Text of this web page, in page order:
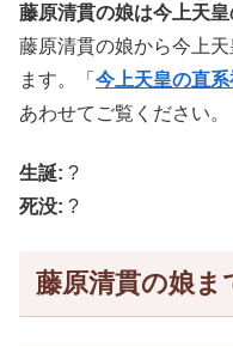
藤原清貫の娘は今上天皇
藤原清貫の娘から今上
ます。「 今上天皇の直系
あわせてご覧ください。
生誕: ?
死没: ?
藤原清貫の娘ま